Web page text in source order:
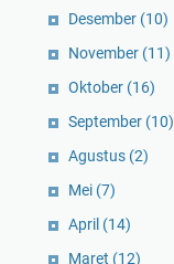
Desember (10)
November (11)
Oktober (16)
September (10)
Agustus (2)
Mei (7)
April (14)
Maret (12)